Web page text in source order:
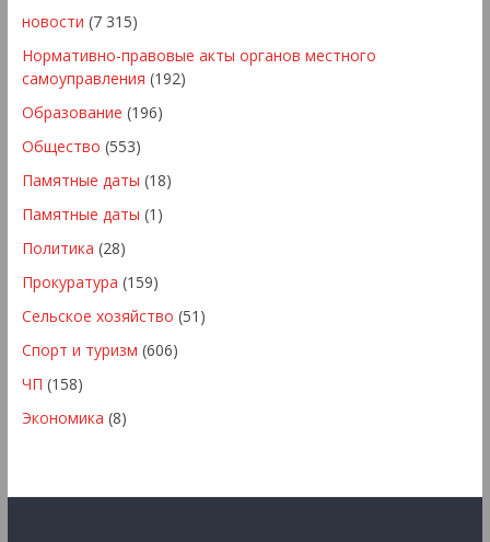
новости (7 315)
Нормативно-правовые акты органов местного
самоуправления (192)
Образование (196)
Общество (553)
Памятные даты (18)
Памятные даты (1)
Политика (28)
Прокуратура (159)
Сельское хозяйство (51)
Спорт и туризм (606)
ЧП (158)
Экономика (8)